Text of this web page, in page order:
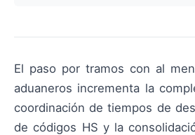
El paso por tramos con al
aduaneros incrementa la
coordinación de tiempos de
de códigos HS y la